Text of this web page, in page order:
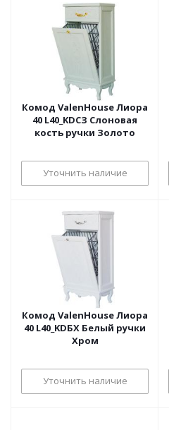
Комод ValenHouse Лиора
40 L40_KDСЗ Слоновая
кость ручки Золото
Уточнить наличие
Комод ValenHouse Лиора
40 L40_KDБХ Белый ручки
Хром
Уточнить наличие